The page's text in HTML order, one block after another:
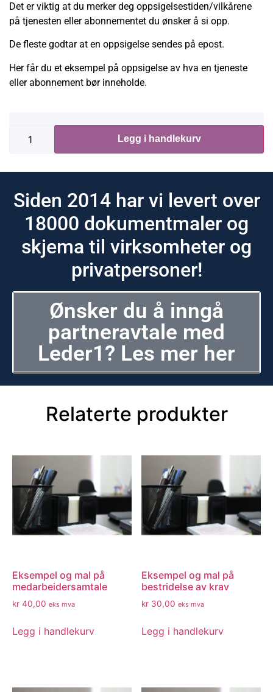
Det er viktig at du merker deg oppsigelsestiden/vilkårene
på tjenesten eller abonnementet du ønsker å si opp.
De fleste godtar at en oppsigelse sendes på epost.
Her får du et eksempel på oppsigelse av hva en tjeneste
eller abonnement bør inneholde.
Legg i handlekurv
Siden 2014 har vi levert over
18000 dokumentmaler og
skjema til virksomheter og
privatpersoner!
Ønsker du å inngå
partneravtale med
Leder1? Les mer her
Relaterte produkter
Eksempel og mal på
medarbeidersamtale
kr 40,00 eks mva
Legg i handlekurv
Eksempel og mal på
bestridelse av krav
kr 30,00 eks mva
Legg i handlekurv